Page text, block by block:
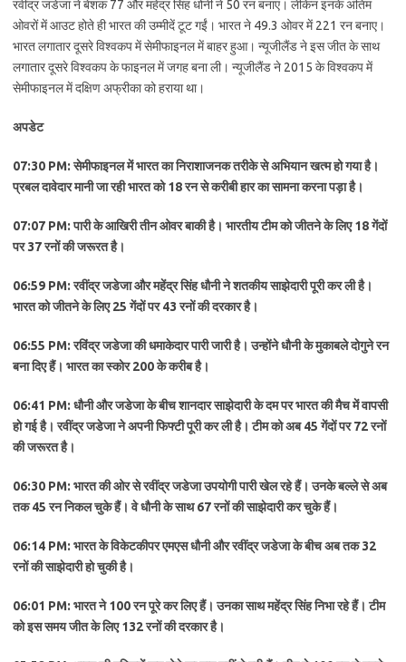
रवींद्र जडेजा ने बेशक 77 और महेंद्र सिंह धोनी ने 50 रन बनाए। लेकिन इनके अंतिम
ओवरों में आउट होते ही भारत की उम्मीदें टूट गईं। भारत ने 49.3 ओवर में 221 रन बनाए।
भारत लगातार दूसरे विश्वकप में सेमीफाइनल में बाहर हुआ। न्यूजीलैंड ने इस जीत के साथ
लगातार दूसरे विश्वकप के फाइनल में जगह बना ली। न्यूजीलैंड ने 2015 के विश्वकप में
सेमीफाइनल में दक्षिण अफ्रीका को हराया था।
अपडेट
07:30 PM: सेमीफाइनल में भारत का निराशाजनक तरीके से अभियान खत्म हो गया है।
प्रबल दावेदार मानी जा रही भारत को 18 रन से करीबी हार का सामना करना पड़ा है।
07:07 PM: पारी के आखिरी तीन ओवर बाकी है। भारतीय टीम को जीतने के लिए 18 गेंदों
पर 37 रनों की जरूरत है।
06:59 PM: रवींद्र जडेजा और महेंद्र सिंह धौनी ने शतकीय साझेदारी पूरी कर ली है।
भारत को जीतने के लिए 25 गेंदों पर 43 रनों की दरकार है।
06:55 PM: रविंद्र जडेजा की धमाकेदार पारी जारी है। उन्होंने धौनी के मुकाबले दोगुने रन
बना दिए हैं। भारत का स्काेर 200 के करीब है।
06:41 PM: धौनी और जडेजा के बीच शानदार साझेदारी के दम पर भारत की मैच में वापसी
हाे गई है। रवींद्र जडेजा ने अपनी फिफ्टी पूरी कर ली है। टीम को अब 45 गेंदों पर 72 रनों
की जरूरत है।
06:30 PM: भारत की ओर से रवींद्र जडेजा उपयोगी पारी खेल रहे हैं। उनके बल्ले से अब
तक 45 रन निकल चुके हैं। वे धौनी के साथ 67 रनों की साझेदारी कर चुके हैं।
06:14 PM: भारत के विकेटकीपर एमएस धौनी और रवींद्र जडेजा के बीच अब तक 32
रनों की साझेदारी हाे चुकी है।
06:01 PM: भारत ने 100 रन पूरे कर लिए हैं। उनका साथ महेंद्र सिंह निभा रहे हैं। टीम
को इस समय जीत के लिए 132 रनों की दरकार है।